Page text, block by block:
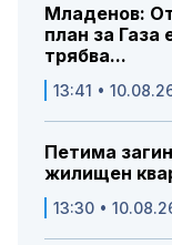
Младенов:
план за Газа
трябва...
13:41 •
Петима
жилищен
13:30 •